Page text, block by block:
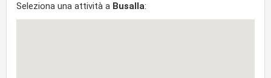
Seleziona una attività a Busalla: